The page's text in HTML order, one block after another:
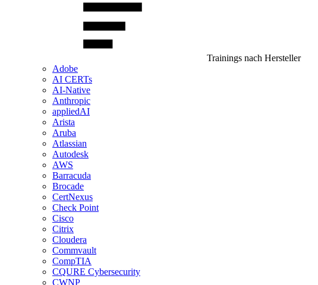
Trainings nach Hersteller
Adobe
AI CERTs
AI-Native
Anthropic
appliedAI
Arista
Aruba
Atlassian
Autodesk
AWS
Barracuda
Brocade
CertNexus
Check Point
Cisco
Citrix
Cloudera
Commvault
CompTIA
CQURE Cybersecurity
CWNP